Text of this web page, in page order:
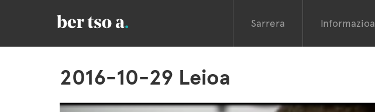
Sarrera Informazioa
2016-10-29 Leioa